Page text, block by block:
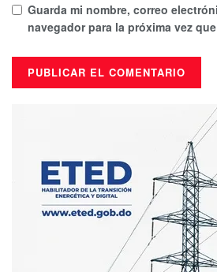
Guarda mi nombre, correo
navegador para la próxima vez